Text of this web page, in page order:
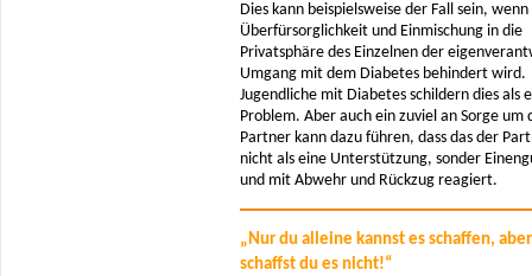
Dies kann beispielsweise der Fall sein,
Überfürsorglichkeit und Einmischung in die
Privatsphäre des Einzelnen der
Umgang mit dem Diabetes behindert wird.
Jugendliche mit Diabetes schildern dies als
Problem. Aber auch ein zuviel an Sorge um
Partner kann dazu führen, dass das der
nicht als eine Unterstützung, sonder
und mit Abwehr und Rückzug reagiert.
„Nur du alleine kannst es schaffen,
schaffst du es nicht!“